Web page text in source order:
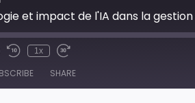
1x
SHARE